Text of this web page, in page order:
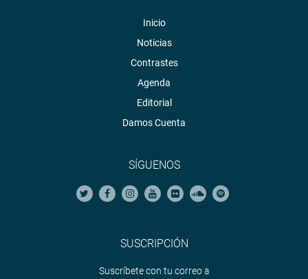
Inicio
Noticias
Contrastes
Agenda
Editorial
Damos Cuenta
SÍGUENOS
SUSCRIPCIÓN
Suscríbete con tu correo a